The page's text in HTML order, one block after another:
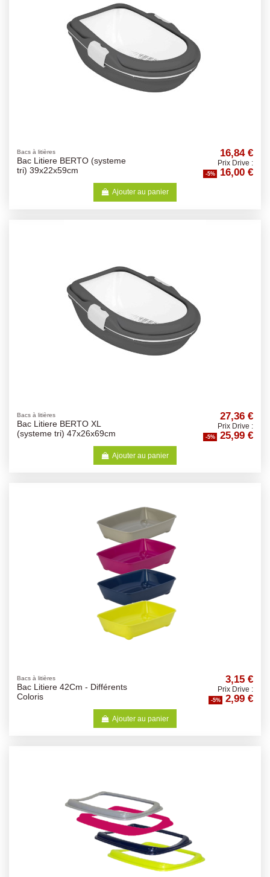
Bacs à litières
Bac Litiere BERTO (systeme
tri) 39x22x59cm
16,84 €
Prix Drive :
-5% 16,00 €
Ajouter au panier
Bacs à litières
Bac Litiere BERTO XL
(systeme tri) 47x26x69cm
27,36 €
Prix Drive :
-5% 25,99 €
Ajouter au panier
Bacs à litières
Bac Litiere 42Cm - Différents
Coloris
3,15 €
Prix Drive :
-5% 2,99 €
Ajouter au panier